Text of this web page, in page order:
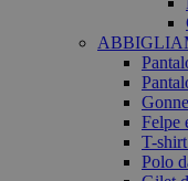
Felpe
T-
Polo